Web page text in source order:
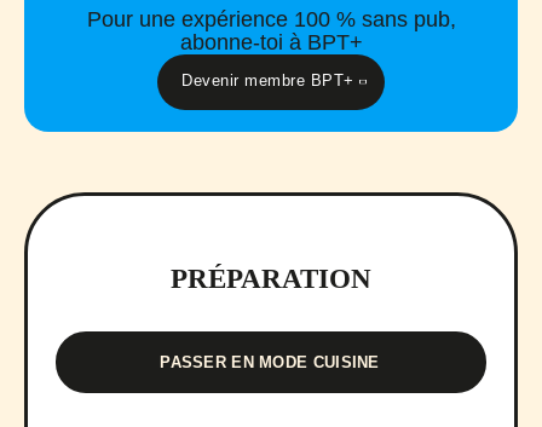
Pour une expérience 100 % sans pub,
abonne-toi à BPT+
Devenir membre BPT+
PRÉPARATION
PASSER EN MODE CUISINE